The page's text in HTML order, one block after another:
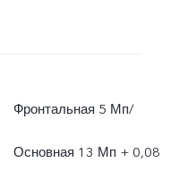
Фронтальная 5 Мп/
Основная 13 Мп + 0,08